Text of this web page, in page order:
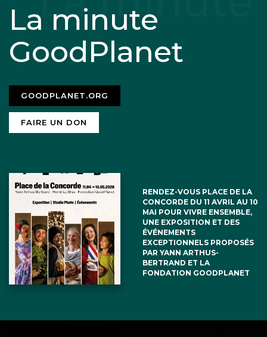
La minute
GoodPlanet
GOODPLANET.ORG
FAIRE UN DON
RENDEZ-VOUS PLACE DE LA
CONCORDE DU 11 AVRIL AU 10
MAI POUR VIVRE ENSEMBLE,
UNE EXPOSITION ET DES
ÉVÉNEMENTS
EXCEPTIONNELS PROPOSÉS
PAR YANN ARTHUS-
BERTRAND ET LA
FONDATION GOODPLANET